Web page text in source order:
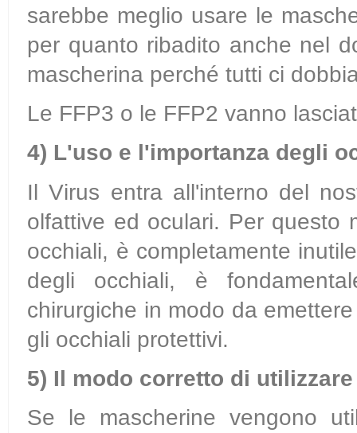
sarebbe meglio usare le
per quanto ribadito anche nel
mascherina perché tutti ci
Le FFP3 o le FFP2 vanno
4) L'uso e l'importanza degli
Il Virus entra all'interno del
olfattive ed oculari. Per questo
occhiali, è completamente
degli occhiali, è
chirurgiche in modo da
gli occhiali protettivi.
5) Il modo corretto di
Se le mascherine vengono